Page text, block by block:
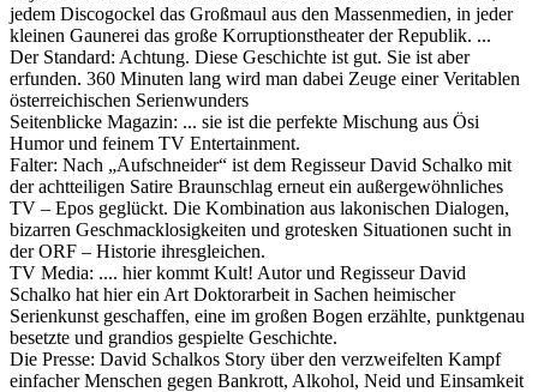
jedem Discogockel das Großmaul aus den Massenmedien, in jeder
kleinen Gaunerei das große Korruptionstheater der Republik. ...
Der Standard: Achtung. Diese Geschichte ist gut. Sie ist aber
erfunden. 360 Minuten lang wird man dabei Zeuge einer Veritablen
österreichischen Serienwunders
Seitenblicke Magazin: ... sie ist die perfekte Mischung aus Ösi
Humor und feinem TV Entertainment.
Falter: Nach „Aufschneider“ ist dem Regisseur David Schalko mit
der achtteiligen Satire Braunschlag erneut ein außergewöhnliches
TV – Epos geglückt. Die Kombination aus lakonischen Dialogen,
bizarren Geschmacklosigkeiten und grotesken Situationen sucht in
der ORF – Historie ihresgleichen.
TV Media: .... hier kommt Kult! Autor und Regisseur David
Schalko hat hier ein Art Doktorarbeit in Sachen heimischer
Serienkunst geschaffen, eine im großen Bogen erzählte, punktgenau
besetzte und grandios gespielte Geschichte.
Die Presse: David Schalkos Story über den verzweifelten Kampf
einfacher Menschen gegen Bankrott, Alkohol, Neid und Einsamkeit